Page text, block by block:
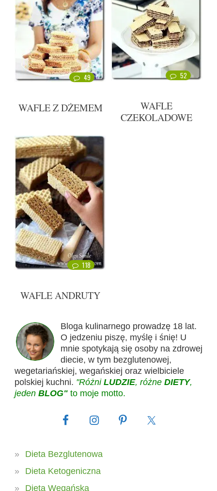
49
WAFLE Z DŻEMEM
52
WAFLE
CZEKOLADOWE
118
WAFLE ANDRUTY
Bloga kulinarnego prowadzę 18 lat.
O jedzeniu piszę, myślę i śnię! U
mnie spotykają się osoby na zdrowej
diecie, w tym bezglutenowej,
wegetariańskiej, wegańskiej oraz wielbiciele
polskiej kuchni. "Różni LUDZIE, różne DIETY,
jeden BLOG" to moje motto.
Dieta Bezglutenowa
Dieta Ketogeniczna
Dieta Wegańska